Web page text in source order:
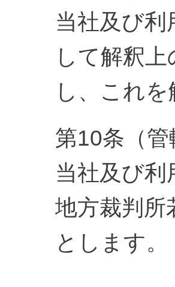
当社及び
して解釈
し、これ
第10条（管
当社及び
地方裁判所
とします。